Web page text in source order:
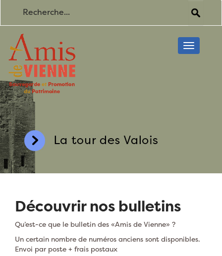
Toggle
Découvrir nos bulletins
Qu’est-ce que le bulletin des «Amis de Vienne» ?
Un certain nombre de numéros anciens sont disponibles.
Envoi par poste + frais postaux